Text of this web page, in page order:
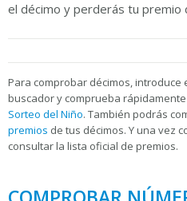
el décimo y perderás tu premio
Para comprobar décimos, introduce
buscador y comprueba
Sorteo del Niño. También podrás
premios de tus décimos. Y una vez
consultar la lista oficial de premios.